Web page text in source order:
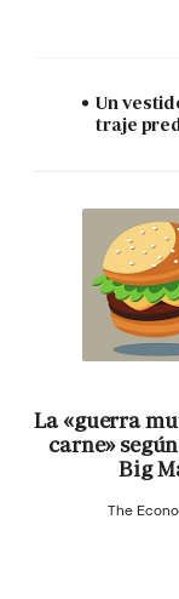
Un
traje
La «guerra
carne»
Big
The